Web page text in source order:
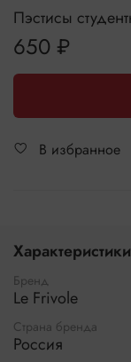
Пэстисы
650 ₽
В избранное
Характеристики
Бренд
Le Frivole
Страна бренда
Россия